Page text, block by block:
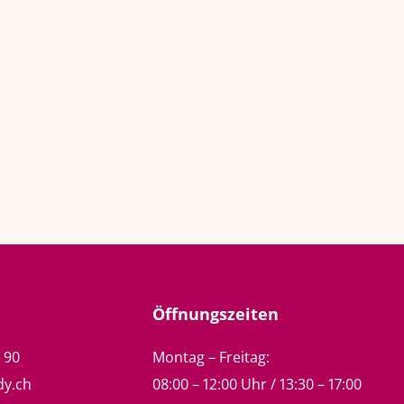
90
Öffnungszeiten
Montag – Freitag:
08:00 – 12:00 Uhr / 13:30 – 17:00